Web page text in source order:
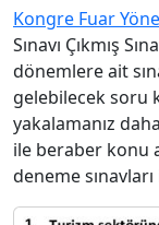
Kongre Fuar
Sınavı Çıkmış
dönemlere ait
gelebilecek soru
yakalamanız
ile beraber konu
deneme